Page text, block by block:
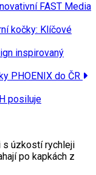
FAST Media
kočky: Klíčové
inspirovaný
PHOENIX do ČR
posiluje
s úzkostí rychleji
po kapkách z